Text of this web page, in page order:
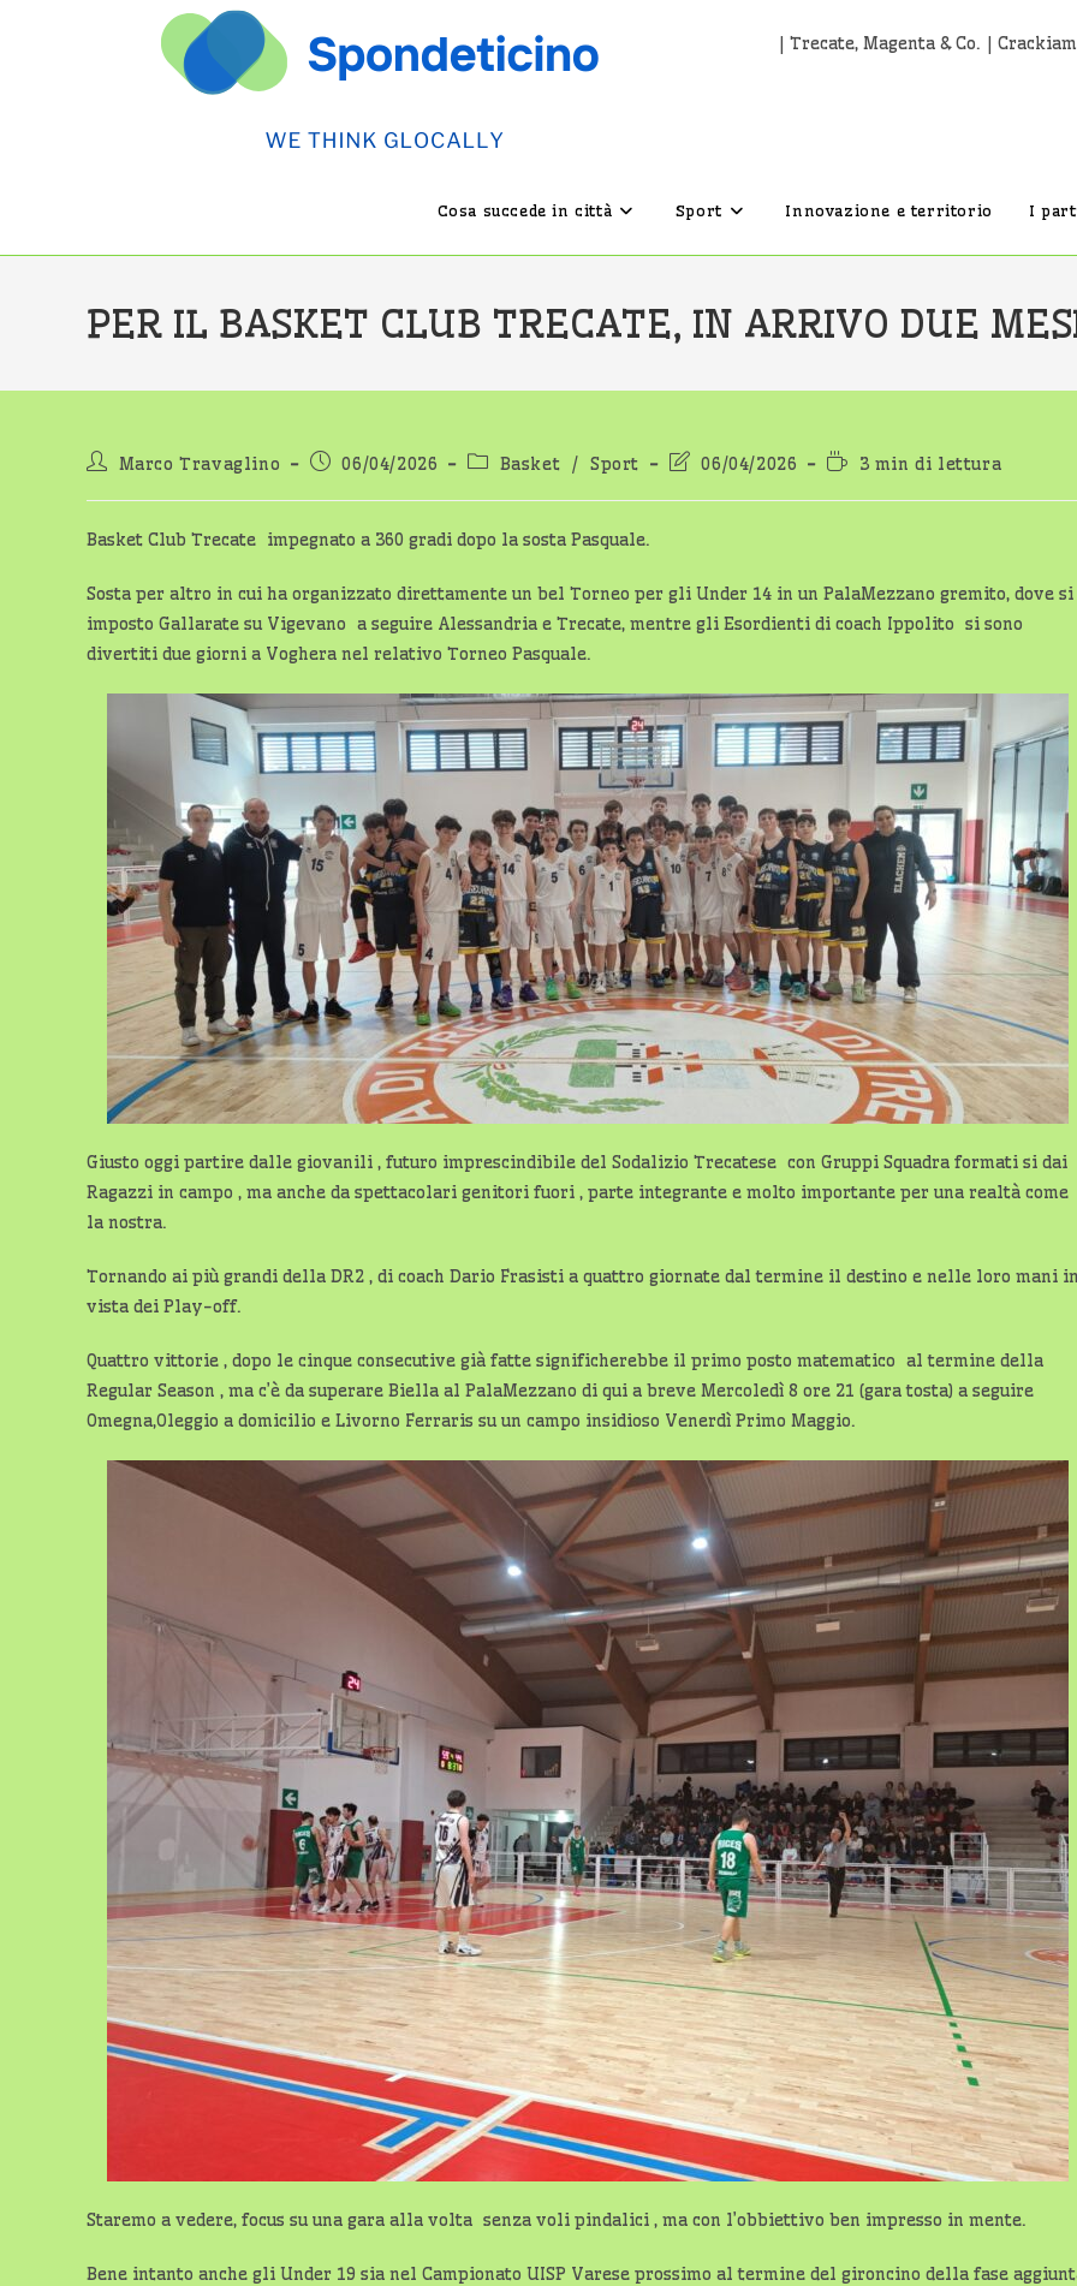
| Trecate, Magenta & Co. |
Cosa succede in città Sport Innovazione e territorio I
PER IL BASKET CLUB TRECATE, IN ARRIVO DUE
AutoreMarco Travaglino
Articolo
06/04/2026
Categoria
Basket / Sport
Ultima
dell'articolo:
06/04/2026
Tempo
lettura:
3 min di lettura
Basket Club Trecate impegnato a 360 gradi dopo la sosta Pasquale.
Sosta per altro in cui ha organizzato direttamente un bel Torneo per gli Under 14 in un PalaMezzano gremito, dove si
imposto Gallarate su Vigevano a seguire Alessandria e Trecate, mentre gli Esordienti di coach Ippolito si sono
divertiti due giorni a Voghera nel relativo Torneo Pasquale.
Giusto oggi partire dalle giovanili , futuro imprescindibile del Sodalizio Trecatese con Gruppi Squadra formati si dai
Ragazzi in campo , ma anche da spettacolari genitori fuori , parte integrante e molto importante per una realtà come
la nostra.
Tornando ai più grandi della DR2 , di coach Dario Frasisti a quattro giornate dal termine il destino e nelle loro mani
vista dei Play-off.
Quattro vittorie , dopo le cinque consecutive già fatte significherebbe il primo posto matematico al termine della
Regular Season , ma c’è da superare Biella al PalaMezzano di qui a breve Mercoledì 8 ore 21 (gara tosta) a seguire
Omegna,Oleggio a domicilio e Livorno Ferraris su un campo insidioso Venerdì Primo Maggio.
Staremo a vedere, focus su una gara alla volta senza voli pindalici , ma con l’obbiettivo ben impresso in mente.
Bene intanto anche gli Under 19 sia nel Campionato UISP Varese prossimo al termine del gironcino della fase